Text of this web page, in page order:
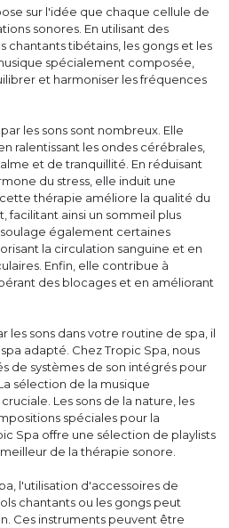
sur l'idée que chaque cellule de
sonores. En utilisant des
chantants tibétains, les gongs et les
spécialement composée,
et harmoniser les fréquences
les sons sont nombreux. Elle
ralentissant les ondes cérébrales,
et de tranquillité. En réduisant
du stress, elle induit une
thérapie améliore la qualité du
facilitant ainsi un sommeil plus
également certaines
la circulation sanguine et en
Enfin, elle contribue à
des blocages et en améliorant
les sons dans votre routine de spa, il
adapté. Chez Tropic Spa, nous
de systèmes de son intégrés pour
sélection de la musique
Les sons de la nature, les
spéciales pour la
Spa offre une sélection de playlists
de la thérapie sonore.
l'utilisation d'accessoires de
chantants ou les gongs peut
Ces instruments peuvent être